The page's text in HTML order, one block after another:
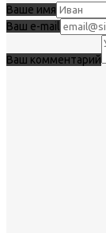
Ваше имя
Ваш e-mail
Ваш комментарий